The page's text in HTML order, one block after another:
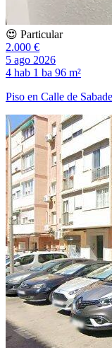
😍 Particular
2.000 €
5 ago 2026
4 hab 1 ba 96 m²
Piso en Calle de